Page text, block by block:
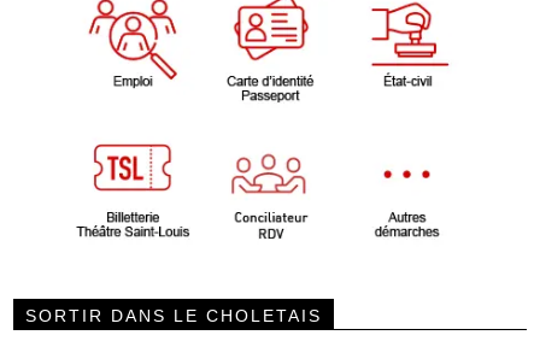
SORTIR DANS LE CHOLETAIS